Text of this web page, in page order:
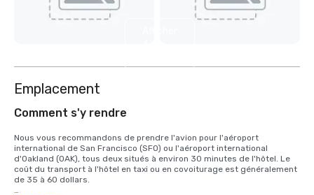
Emplacement
Comment s'y rendre
Nous vous recommandons de prendre l'avion pour l'aéroport
international de San Francisco (SFO) ou l'aéroport international
d'Oakland (OAK), tous deux situés à environ 30 minutes de l'hôtel. Le
coût du transport à l'hôtel en taxi ou en covoiturage est généralement
de 35 à 60 dollars.